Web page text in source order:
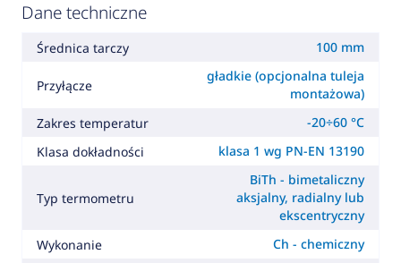
Dane techniczne
Średnica tarczy 100 mm
Przyłącze
gładkie (opcjonalna tuleja
montażowa)
Zakres temperatur
-20÷60 °C
Klasa dokładności
klasa 1 wg PN-EN 13190
Typ termometru
BiTh - bimetaliczny
aksjalny, radialny lub
ekscentryczny
Wykonanie
Ch - chemiczny